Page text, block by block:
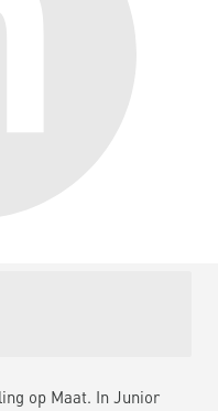
op Maat. In Junior